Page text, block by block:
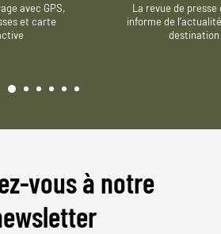
avec GPS,
et carte
La revue de presse
informe de
destination
vous à notre